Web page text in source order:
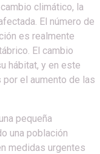
climático, la
El número de
es realmente
El cambio
hábitat, y en este
el aumento de las
pequeña
una población
medidas urgentes